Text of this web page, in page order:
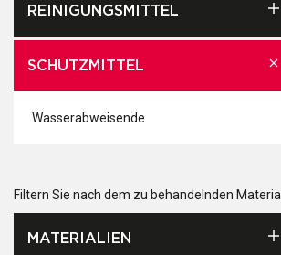
REINIGUNGSMITTEL
SCHUTZMITTEL
Wasserabweisende
Filtern Sie nach dem zu behandelnden Material
MATERIALIEN